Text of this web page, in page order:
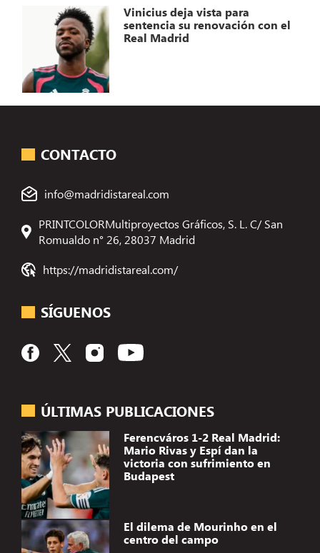
Vinicius deja vista para
sentencia su renovación con el
Real Madrid
ÚLTIMAS PUBLICACIONES
Ferencváros 1-2 Real Madrid:
Mario Rivas y Espí dan la
victoria con sufrimiento en
Budapest
El dilema de Mourinho en el
centro del campo
CONTACTO
info@madridistareal.com
PRINTCOLORMultiproyectos Gráficos, S. L. C/ San
Romualdo n° 26, 28037 Madrid
https://madridistareal.com/
SÍGUENOS